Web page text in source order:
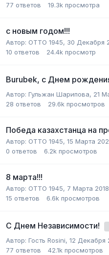
77 ответов 19.3k просмотра
с новым годом!!!
Автор: ОТТО 1945, 30 Декабря
10 ответов 24.4k просмотр
Burubek, с Днем
Автор: Гульжан Шарипова, 21
28 ответов 29.6k просмотров
Победа казахстанца на
Автор: ОТТО 1945, 15 Марта
0 ответов 6.2k просмотров
8 марта!!!
Автор: ОТТО 1945, 7 Марта 2018
15 ответов 6.6k просмотров
С Днем Независимости!
Автор: Гость Rosini, 12 Декабря
77 ответов 42.1k просмотров